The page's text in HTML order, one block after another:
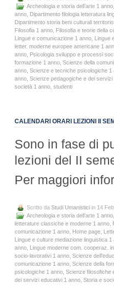
Archeologia e storia dell’arte 1 anno
anno
Dipartimento filologia letteratura
Dipartimento storia beni culturali territorio
Filosofia 1 anno
Filosofia e teorie della
Lingue e comunicazione 1 anno
letter. moderne europee americane 1
anno
Psicologia sviluppo e processi
formazione 1 anno Scienze della
anno Scienze e tecniche psicologiche 1
anno Scienze pedagogiche e dei
società 1 anno studenti
CALENDARI ORARI LEZIONI II
Sono in fase di
lezioni del II
Per maggiori
Scritto da Studi Umanistici in 14
Archeologia e storia dell’arte 1 anno
letterature classiche e moderne 1 anno
comunicazione 1 anno Home page
Lingue e culture mediazione linguistica 1
anno Lingue moderne com. cooperaz.
socio-lavorativi 1 anno Scienze
comunicazione 1 anno Scienze della
psicologiche 1 anno Scienze filosofiche
dei servizi educativi 1 anno Storia e